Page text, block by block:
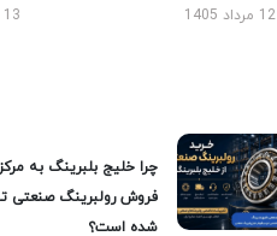
12 مرداد 1405 13 مرداد 1405
چرا خلیج بلبرینگ به مرکز
فروش رولبرینگ صنعتی
شده است؟